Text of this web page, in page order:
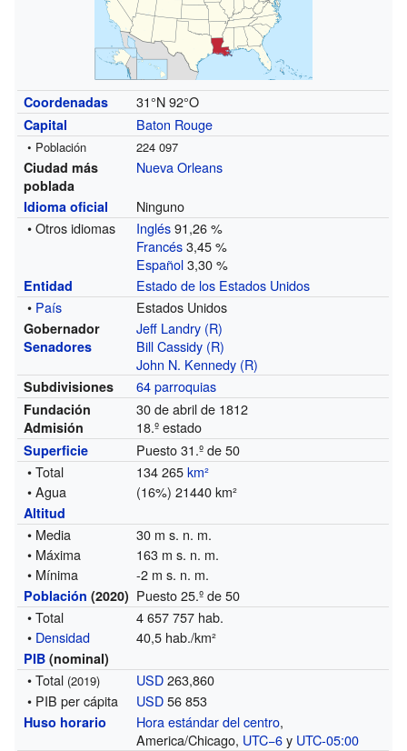
Coordenadas 31°N 92°O
Capital Baton Rouge
• Población 224 097
Ciudad más
poblada
Nueva Orleans
Idioma oficial
Ninguno
• Otros idiomas
Inglés91,26 %
Francés3,45 %
Español3,30 %
Entidad
Estado de los Estados Unidos
• País Estados Unidos
Gobernador
Senadores
Jeff Landry (R)
Bill Cassidy (R)
John N. Kennedy (R)
Subdivisiones 64 parroquias
Fundación
Admisión
30 de abril de 1812
18.º estado
Superficie
Puesto 31.º de 50
• Total
134 265km²
• Agua
(16%) 21440 km²
Altitud
• Media
30 m s. n. m.
• Máxima
163 m s. n. m.
• Mínima
-2 m s. n. m.
Población (2020) Puesto 25.º de 50
• Total
4 657 757 hab.
• Densidad 40,5 hab./km²
PIB (nominal)
• Total (2019) USD263,860
• PIB per cápita
USD56 853
Huso horario Hora estándar del centro,
America/Chicago, UTC−6y UTC-05:00